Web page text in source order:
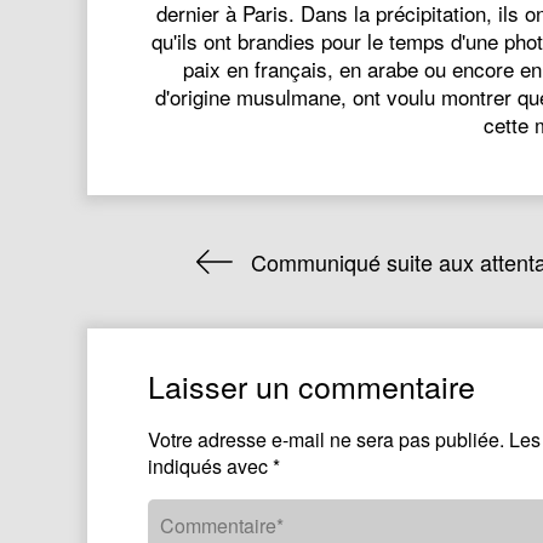
dernier à Paris. Dans la précipitation, ils
qu'ils ont brandies pour le temps d'une
paix en français, en arabe ou encore
d'origine musulmane, ont voulu montrer
cette
Communiqué suite aux
Laisser un commentaire
Votre adresse e-mail ne sera pas publiée.
indiqués avec*